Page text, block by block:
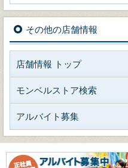
その他の店舗情報
店舗情報 トップ
モンベルストア検索
アルバイト募集